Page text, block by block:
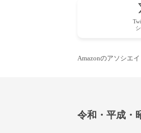
Amazonのアソシエ
令和・平成・